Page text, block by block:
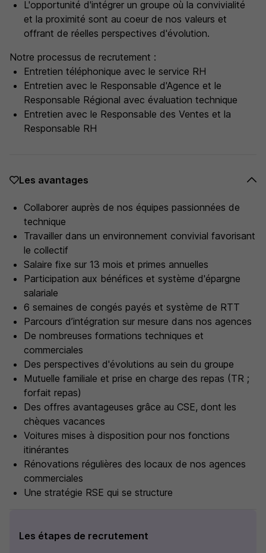
L'opportunité d'intégrer un groupe où la convivialité
et la proximité sont au coeur de nos valeurs et
offrant de réelles perspectives d'évolution.
Notre processus de recrutement :
Entretien téléphonique avec le service RH
Entretien avec le Responsable d'Agence et le
Responsable Régional avec évaluation technique
Entretien avec le Responsable des Ventes et la
Responsable RH
Les avantages
Collaborer auprès de nos équipes passionnées de
technique
Travailler dans un environnement convivial favorisant
le collectif
Salaire fixe sur 13 mois et primes annuelles
Participation aux bénéfices et système d'épargne
salariale
6 semaines de congés payés et système de RTT
Parcours d’intégration sur mesure dans nos agences
De nombreuses formations techniques et
commerciales
Des perspectives d'évolutions au sein du groupe
Mutuelle familiale et prise en charge des repas (TR ;
forfait repas)
Des offres avantageuses grâce au CSE, dont les
chèques vacances
Voitures mises à disposition pour nos fonctions
itinérantes
Rénovations régulières des locaux de nos agences
commerciales
Une stratégie RSE qui se structure
Les étapes de recrutement